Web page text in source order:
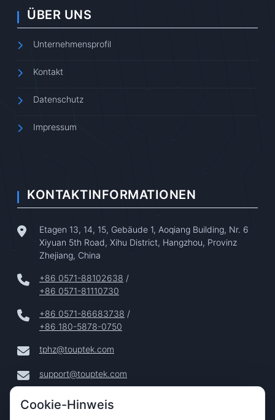
ÜBER UNS
Unternehmensprofil
Kontakt
Datenschutz
Impressum
KONTAKTINFORMATIONEN
Etagen 13, 14, 15, Gebäude 1, Aoqiang Building, Nr. 6
Xiyuan 5th Road, Xihu District, Hangzhou, Provinz
Zhejiang, China
+86 0571-88102638 /
+86 0571-81110730
+86 0571-86683738 /
+86 180-5878-0750
tphz@touptek.com
support@touptek.com
Cookie-Hinweis